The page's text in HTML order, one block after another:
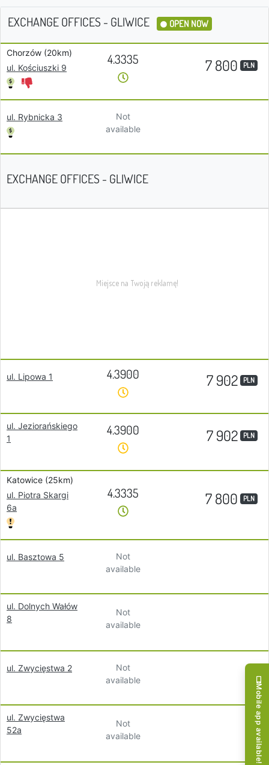
EXCHANGE OFFICES - GLIWICE OPEN NOW
Chorzów (20km)
ul. Kościuszki 9
4.3335 7 800 PLN
ul. Rybnicka 3
Not
available
EXCHANGE OFFICES - GLIWICE
ul. Lipowa 1 4.3900 7 902 PLN
ul. Jeziorańskiego
1
4.3900 7 902 PLN
Katowice (25km)
ul. Piotra Skargi
6a
4.3335 7 800 PLN
ul. Basztowa 5
Not
available
ul. Dolnych Wałów
8
Not
available
ul. Zwycięstwa 2
Not
available
ul. Zwycięstwa
52a
Not
available
Mobile app available!